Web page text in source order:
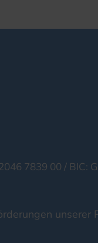
7839 00 / BIC:
unserer